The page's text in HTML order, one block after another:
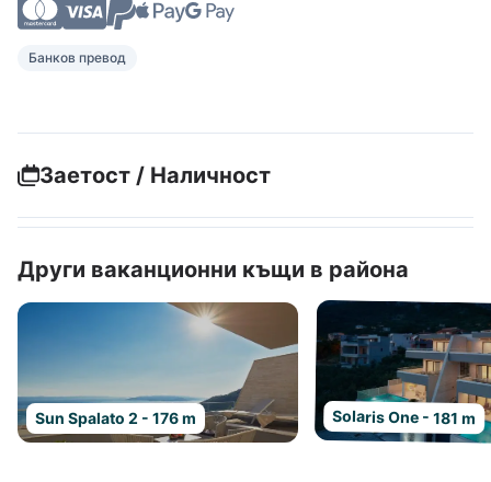
Банков превод
Заетост / Наличност
Други ваканционни къщи в района
Sun Spalato 2 - 176 m Solaris One - 181 m